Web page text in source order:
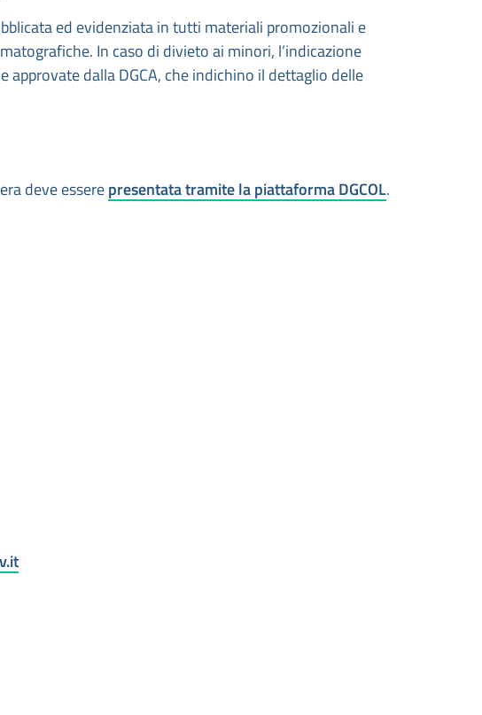
ed evidenziata in tutti materiali promozionali e
In caso di divieto ai minori, l’indicazione
approvate dalla DGCA, che indichino il dettaglio delle
deve esserepresentata tramite la piattaforma DGCOL.